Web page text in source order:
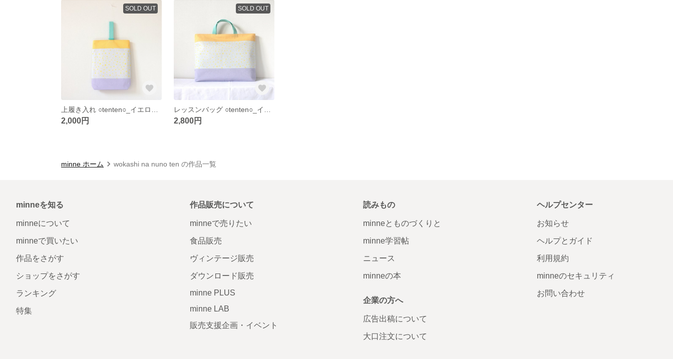
SOLD OUT
2,000円
SOLD OUT
2,800円
minne ホーム wokashi na nuno ten の作品一覧
minneを知る
minneについて
minneで買いたい
作品をさがす
ショップをさがす
ランキング
特集
作品販売について
minneで売りたい
食品販売
ヴィンテージ販売
ダウンロード販売
minne PLUS
minne LAB
販売支援企画・イベント
読みもの
minneとものづくりと
minne学習帖
ニュース
minneの本
企業の方へ
広告出稿について
大口注文について
ヘルプセンター
お知らせ
ヘルプとガイド
利用規約
minneのセキュリティ
お問い合わせ